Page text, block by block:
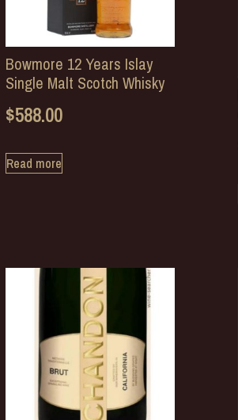
Bowmore 12 Years Islay
Single Malt Scotch Whisky
$588.00
Read more